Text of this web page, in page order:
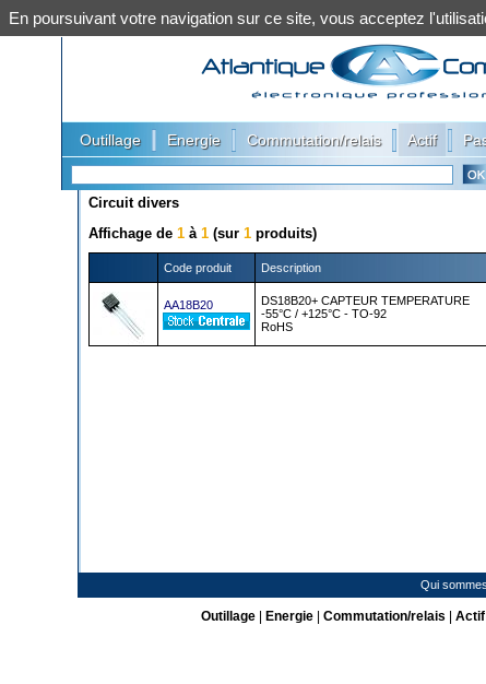
Outillage Energie Commutation/relais Actif
Circuit divers
Affichage de 1 à 1 (sur 1 produits)
Code produit Description
AA18B20
DS18B20+ CAPTEUR TEMPERATURE
-55°C / +125°C - TO-92
RoHS
Qui
Outillage| Energie| Commutation/relais Actif|
En poursuivant votre navigation sur ce site, vous acceptez